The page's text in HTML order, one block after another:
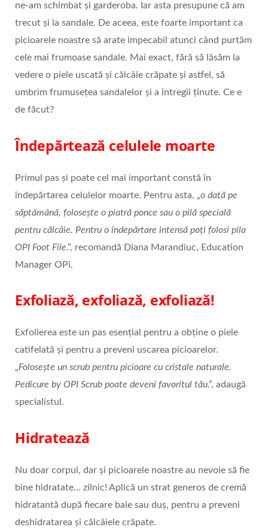
ne-am schimbat și garderoba. Iar asta presupune că am
trecut și la sandale. De aceea, este foarte important ca
picioarele noastre să arate impecabil atunci când purtăm
cele mai frumoase sandale. Mai exact, fără să lăsăm la
vedere o piele uscată și călcâie crăpate și astfel, să
umbrim frumusețea sandalelor și a întregii ținute. Ce e
de făcut?
Îndepărtează celulele moarte
Primul pas și poate cel mai important constă în
îndepărtarea celulelor moarte. Pentru asta, „o dată pe
săptămână, folosește o piatră ponce sau o pilă specială
pentru călcâie. Pentru o îndepărtare intensă poți folosi pila
OPI Foot File.”, recomandă Diana Marandiuc, Education
Manager OPi.
Exfoliază, exfoliază, exfoliază!
Exfolierea este un pas esențial pentru a obține o piele
catifelată și pentru a preveni uscarea picioarelor.
„Folosește un scrub pentru picioare cu cristale naturale.
Pedicure by OPI Scrub poate deveni favoritul tău.”, adaugă
specialistul.
Hidratează
Nu doar corpul, dar și picioarele noastre au nevoie să fie
bine hidratate… zilnic! Aplică un strat generos de cremă
hidratantă după fiecare baie sau duș, pentru a preveni
deshidratarea și călcâiele crăpate.